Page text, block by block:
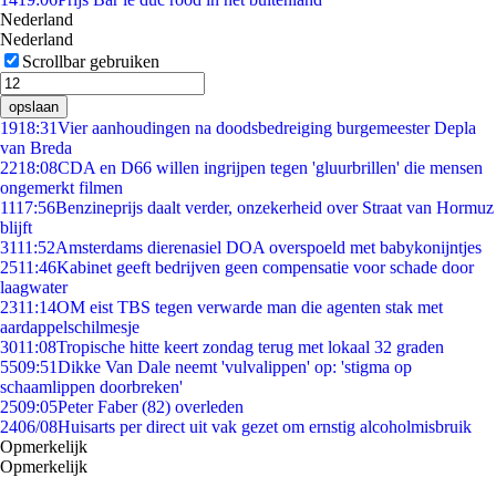
Nederland
Nederland
Scrollbar gebruiken
opslaan
1918:31Vier aanhoudingen na doodsbedreiging burgemeester Depla
van Breda
2218:08CDA en D66 willen ingrijpen tegen 'gluurbrillen' die mensen
ongemerkt filmen
1117:56Benzineprijs daalt verder, onzekerheid over Straat van Hormuz
blijft
3111:52Amsterdams dierenasiel DOA overspoeld met babykonijntjes
2511:46Kabinet geeft bedrijven geen compensatie voor schade door
laagwater
2311:14OM eist TBS tegen verwarde man die agenten stak met
aardappelschilmesje
3011:08Tropische hitte keert zondag terug met lokaal 32 graden
5509:51Dikke Van Dale neemt 'vulvalippen' op: 'stigma op
schaamlippen doorbreken'
2509:05Peter Faber (82) overleden
2406/08Huisarts per direct uit vak gezet om ernstig alcoholmisbruik
Opmerkelijk
Opmerkelijk